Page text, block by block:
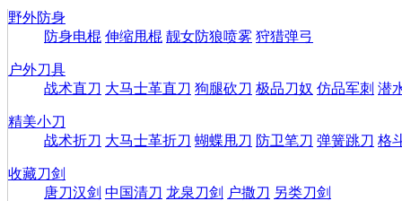
野外防身
防身电棍 伸缩甩棍 靓女防狼喷雾 狩猎弹弓
户外刀具
战术直刀 大马士革直刀 狗腿砍刀 极品刀奴 仿品军刺 潜
精美小刀
战术折刀 大马士革折刀 蝴蝶甩刀 防卫笔刀 弹簧跳刀 格
收藏刀剑
唐刀汉剑 中国清刀 龙泉刀剑 户撒刀 另类刀剑